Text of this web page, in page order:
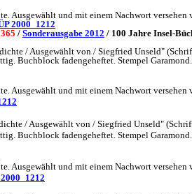
Ausgewählt und mit einem Nachwort
2000_1212
/ Sonderausgabe 2012 / 100 Jahre Insel-
/ Ausgewählt von / Siegfried Unseld"
Buchblock fadengeheftet. Stempel
Ausgewählt und mit einem Nachwort
/ Ausgewählt von / Siegfried Unseld"
Buchblock fadengeheftet. Stempel
Ausgewählt und mit einem Nachwort